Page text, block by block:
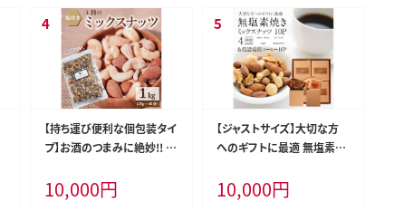
【持ち運び便利な個包装タイ
プ】お酒のつまみに絶妙!! 塩
5g×40袋）有塩 小袋 塩味
個包装 アーモンド カシュー
10,000円
【ジャストサイズ】大切な方
へのギフトに最適 無塩素焼
＆こだわりの低温焙煎コーヒ
ー10P 贈答 ギフト お歳暮
10,000円